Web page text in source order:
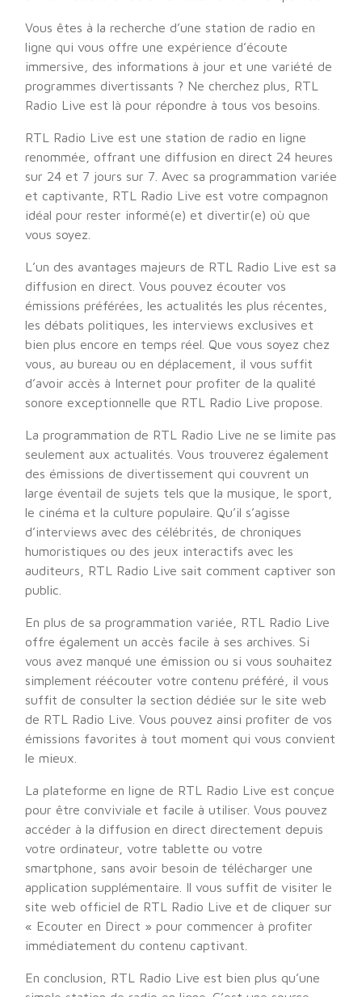
Vous êtes à la recherche d’une station de radio en
ligne qui vous offre une expérience d’écoute
immersive, des informations à jour et une variété de
programmes divertissants ? Ne cherchez plus, RTL
Radio Live est là pour répondre à tous vos besoins.
RTL Radio Live est une station de radio en ligne
renommée, offrant une diffusion en direct 24 heures
sur 24 et 7 jours sur 7. Avec sa programmation variée
et captivante, RTL Radio Live est votre compagnon
idéal pour rester informé(e) et divertir(e) où que
vous soyez.
L’un des avantages majeurs de RTL Radio Live est sa
diffusion en direct. Vous pouvez écouter vos
émissions préférées, les actualités les plus récentes,
les débats politiques, les interviews exclusives et
bien plus encore en temps réel. Que vous soyez chez
vous, au bureau ou en déplacement, il vous suffit
d’avoir accès à Internet pour profiter de la qualité
sonore exceptionnelle que RTL Radio Live propose.
La programmation de RTL Radio Live ne se limite pas
seulement aux actualités. Vous trouverez également
des émissions de divertissement qui couvrent un
large éventail de sujets tels que la musique, le sport,
le cinéma et la culture populaire. Qu’il s’agisse
d’interviews avec des célébrités, de chroniques
humoristiques ou des jeux interactifs avec les
auditeurs, RTL Radio Live sait comment captiver son
public.
En plus de sa programmation variée, RTL Radio Live
offre également un accès facile à ses archives. Si
vous avez manqué une émission ou si vous souhaitez
simplement réécouter votre contenu préféré, il vous
suffit de consulter la section dédiée sur le site web
de RTL Radio Live. Vous pouvez ainsi profiter de vos
émissions favorites à tout moment qui vous convient
le mieux.
La plateforme en ligne de RTL Radio Live est conçue
pour être conviviale et facile à utiliser. Vous pouvez
accéder à la diffusion en direct directement depuis
votre ordinateur, votre tablette ou votre
smartphone, sans avoir besoin de télécharger une
application supplémentaire. Il vous suffit de visiter le
site web officiel de RTL Radio Live et de cliquer sur
« Ecouter en Direct » pour commencer à profiter
immédiatement du contenu captivant.
En conclusion, RTL Radio Live est bien plus qu’une